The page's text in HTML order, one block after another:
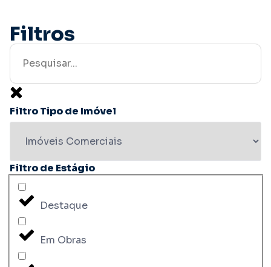
Filtros
Filtro Tipo de Imóvel
Filtro de Estágio
Destaque
Em Obras